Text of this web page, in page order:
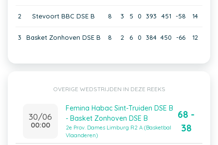
2 Stevoort BBC DSE B 8 3 5 0 393 451 -58 14
3 Basket Zonhoven DSE B 8 2 6 0 384 450 -66 12
OVERIGE WEDSTRIJDEN IN DEZE REEKS
30/06
00:00
Femina Habac Sint-Truiden DSE B
- Basket Zonhoven DSE B
2e Prov. Dames Limburg R2 A (Basketbal
Vlaanderen)
68 -
38